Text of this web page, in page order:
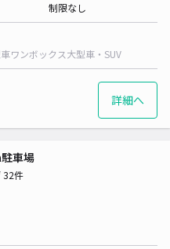
制限なし
ワンボックス大型車・SUV
詳細へ
車場
32件